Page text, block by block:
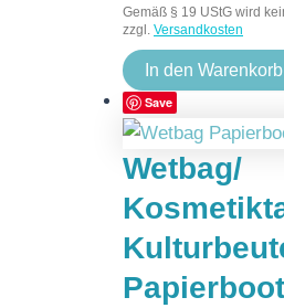
Gemäß § 19 UStG wird
zzgl. Versandkosten
In den Warenkorb
Save
Wetbag/